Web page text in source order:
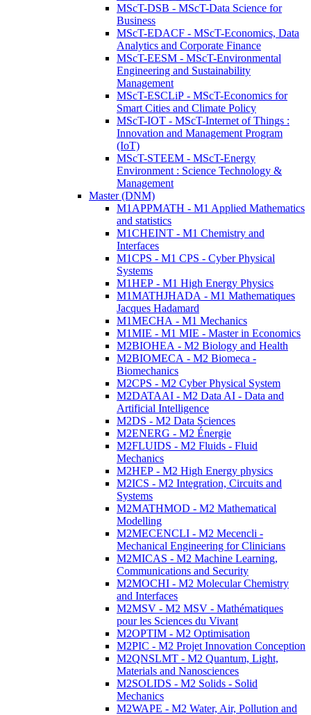
MScT-DSB - MScT-Data Science for
Business
MScT-EDACF - MScT-Economics, Data
Analytics and Corporate Finance
MScT-EESM - MScT-Environmental
Engineering and Sustainability
Management
MScT-ESCLiP - MScT-Economics for
Smart Cities and Climate Policy
MScT-IOT - MScT-Internet of Things :
Innovation and Management Program
(IoT)
MScT-STEEM - MScT-Energy
Environment : Science Technology &
Management
Master (DNM)
M1APPMATH - M1 Applied Mathematics
and statistics
M1CHEINT - M1 Chemistry and
Interfaces
M1CPS - M1 CPS - Cyber Physical
Systems
M1HEP - M1 High Energy Physics
M1MATHJHADA - M1 Mathematiques
Jacques Hadamard
M1MECHA - M1 Mechanics
M1MIE - M1 MIE - Master in Economics
M2BIOHEA - M2 Biology and Health
M2BIOMECA - M2 Biomeca -
Biomechanics
M2CPS - M2 Cyber Physical System
M2DATAAI - M2 Data AI - Data and
Artificial Intelligence
M2DS - M2 Data Sciences
M2ENERG - M2 Énergie
M2FLUIDS - M2 Fluids - Fluid
Mechanics
M2HEP - M2 High Energy physics
M2ICS - M2 Integration, Circuits and
Systems
M2MATHMOD - M2 Mathematical
Modelling
M2MECENCLI - M2 Mecencli -
Mechanical Engineering for Clinicians
M2MICAS - M2 Machine Learning,
Communications and Security
M2MOCHI - M2 Molecular Chemistry
and Interfaces
M2MSV - M2 MSV - Mathématiques
pour les Sciences du Vivant
M2OPTIM - M2 Optimisation
M2PIC - M2 Projet Innovation Conception
M2QNSLMT - M2 Quantum, Light,
Materials and Nanosciences
M2SOLIDS - M2 Solids - Solid
Mechanics
M2WAPE - M2 Water, Air, Pollution and